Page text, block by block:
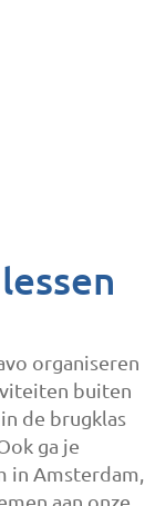
organiseren
buiten
de brugklas
ga je
in Amsterdam,
aan onze